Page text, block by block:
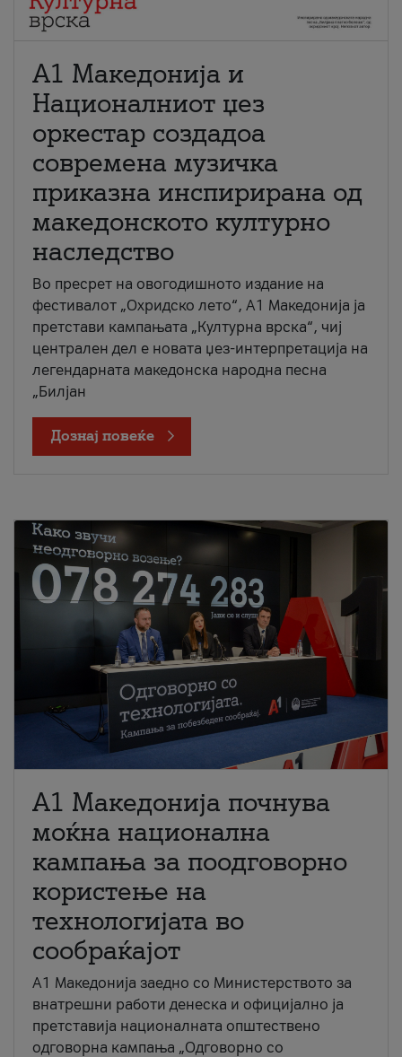
А1 Македонија и
Националниот џез
оркестар создадоа
современа музичка
приказна инспирирана од
македонското културно
наследство
Во пресрет на овогодишното издание на
фестивалот „Охридско лето“, А1 Македонија ја
претстави кампањата „Културна врска“, чиј
централен дел е новата џез-интерпретација на
легендарната македонска народна песна
„Билјан
Дознај повеќе
A1 Македонија почнува
моќна национална
кампања за поодговорно
користење на
технологијата во
сообраќајот
A1 Македонија заедно со Министерството за
внатрешни работи денеска и официјално ја
претставија националната општествено
одговорна кампања „Одговорно со